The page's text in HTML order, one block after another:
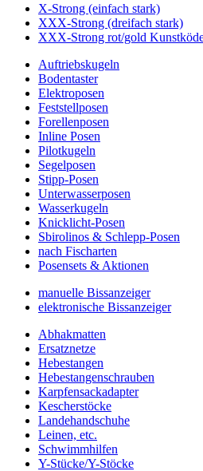
X-Strong (einfach stark)
XXX-Strong (dreifach stark)
XXX-Strong rot/gold
Auftriebskugeln
Bodentaster
Elektroposen
Feststellposen
Forellenposen
Inline Posen
Pilotkugeln
Segelposen
Stipp-Posen
Unterwasserposen
Wasserkugeln
Knicklicht-Posen
Sbirolinos & Schlepp-Posen
nach Fischarten
Posensets & Aktionen
manuelle Bissanzeiger
elektronische Bissanzeiger
Abhakmatten
Ersatznetze
Hebestangen
Hebestangenschrauben
Karpfensackadapter
Kescherstöcke
Landehandschuhe
Leinen, etc.
Schwimmhilfen
Y-Stücke/Y-Stöcke